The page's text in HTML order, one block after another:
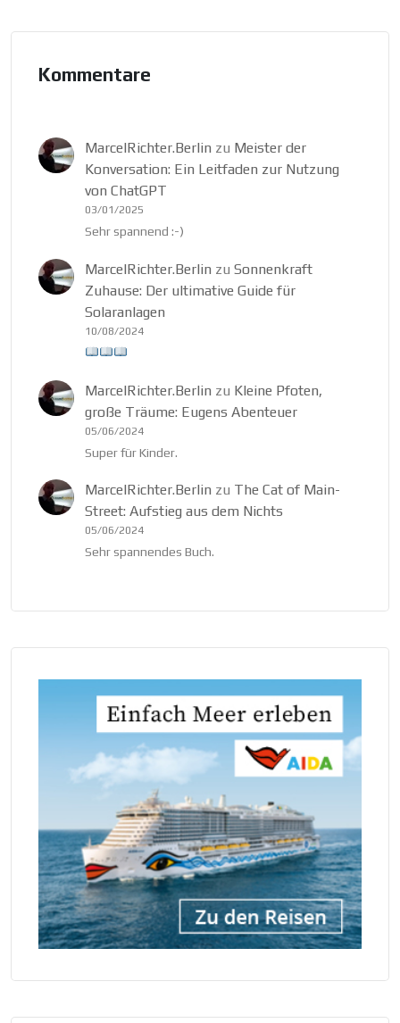
Kommentare
MarcelRichter.Berlin zu Meister der
Konversation: Ein Leitfaden zur Nutzung
von ChatGPT
03/01/2025
Sehr spannend :-)
MarcelRichter.Berlin zu Sonnenkraft
Zuhause: Der ultimative Guide für
Solaranlagen
10/08/2024
MarcelRichter.Berlin zu Kleine Pfoten,
große Träume: Eugens Abenteuer
05/06/2024
Super für Kinder.
MarcelRichter.Berlin zu The Cat of Main-
Street: Aufstieg aus dem Nichts
05/06/2024
Sehr spannendes Buch.